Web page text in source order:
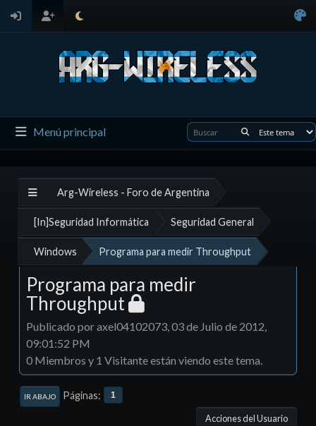
Menú principal
Arg-Wireless - Foro de Argentina
[In]Seguridad Informática Seguridad General
Windows Programa para medir Throughput
Programa para medir
Throughput
Publicado por axel04102073, 03 de Julio de 2012,
09:01:52 PM
0 Miembros y 1 Visitante están viendo este tema.
IR ABAJO Páginas 1
Acciones del Usuario